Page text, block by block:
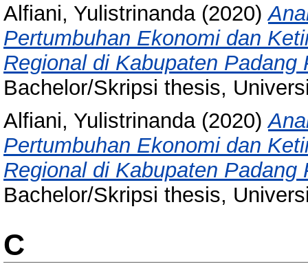
Alfiani, Yulistrinanda(2020)
Pertumbuhan Ekonomi dan
Regional di Kabupaten Padang
Bachelor/Skripsi thesis,
Alfiani, Yulistrinanda(2020)
Pertumbuhan Ekonomi dan
Regional di Kabupaten Padang
Bachelor/Skripsi thesis,
C